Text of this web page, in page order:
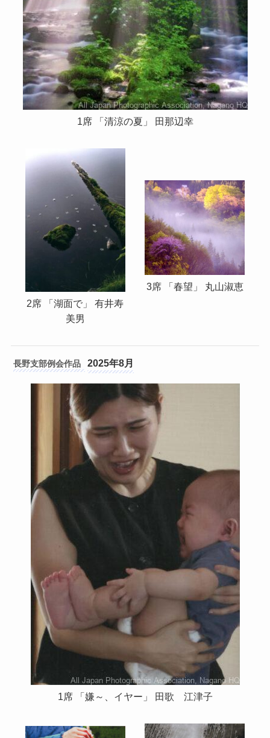
1席 「清涼の夏」 田那辺幸
2席 「湖面で」 有井寿
美男
3席 「春望」 丸山淑恵
長野支部 2025年8月
1席 「嫌～、イヤー」 田歌 江津子